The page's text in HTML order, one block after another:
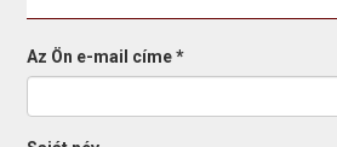
Az Ön e-mail címe*